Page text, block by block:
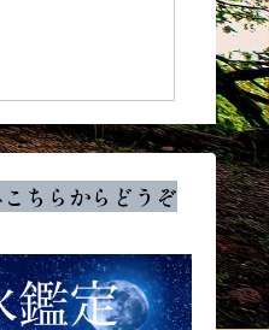
ちらからどうぞ